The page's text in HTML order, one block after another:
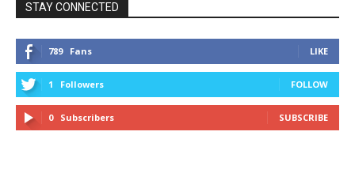
STAY CONNECTED
789 Fans LIKE
1 Followers FOLLOW
0 Subscribers SUBSCRIBE